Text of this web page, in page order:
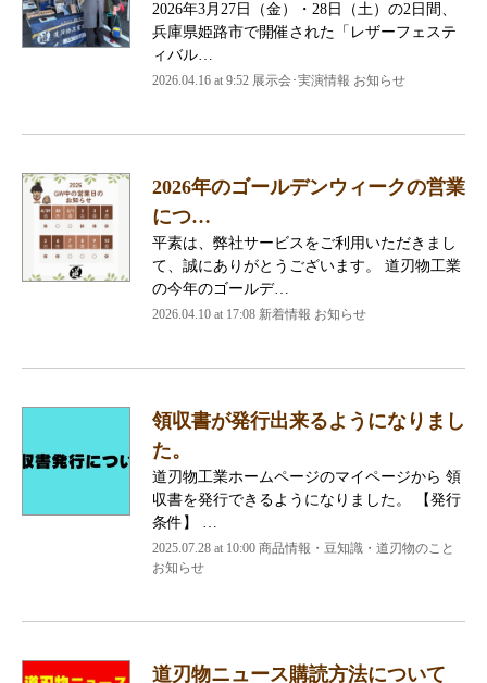
2026年3月27日（金）・28日（土）の2日間、
兵庫県姫路市で開催された「レザーフェステ
ィバル…
2026.04.16 at 9:52 展示会･実演情報 お知らせ
2026年のゴールデンウィークの営業
につ…
平素は、弊社サービスをご利用いただきまし
て、誠にありがとうございます。 道刃物工業
の今年のゴールデ…
2026.04.10 at 17:08 新着情報 お知らせ
領収書が発行出来るようになりまし
た。
道刃物工業ホームページのマイページから 領
収書を発行できるようになりました。 【発行
条件】 …
2025.07.28 at 10:00 商品情報・豆知識・道刃物のこと
お知らせ
道刃物ニュース購読方法について